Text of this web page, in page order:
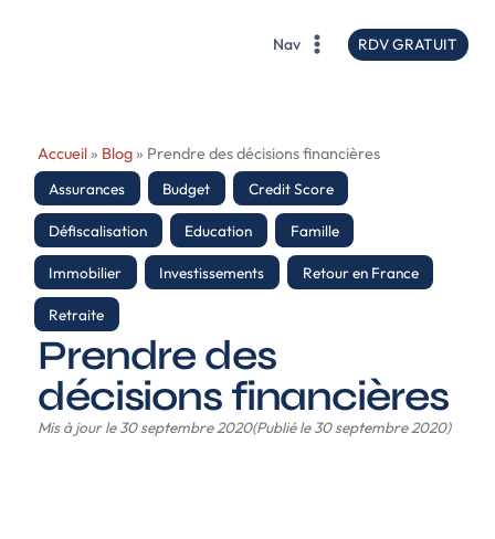
Nav RDV GRATUIT
Accueil » Blog » Prendre des décisions financières
Assurances
Budget Credit Score
Défiscalisation Education Famille
Immobilier Investissements Retour en France
Retraite
Prendre des
décisions financières
Mis à jour le 30 septembre 2020(Publié le 30 septembre 2020)